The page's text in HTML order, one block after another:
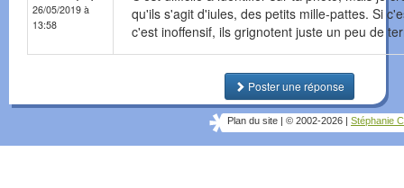
26/05/2019 à
13:58
qu'ils s'agit d'iules, des petits mille-pattes. Si
c'est inoffensif, ils grignotent juste un peu de
Poster une réponse
Plan du site © 2002-2026 Stéphanie C